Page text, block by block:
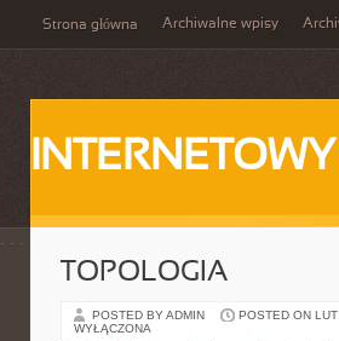
Strona główna Archiwalne wpisy
TOPOLOGIA
POSTED BY ADMIN POSTED ON
WYŁĄCZONA